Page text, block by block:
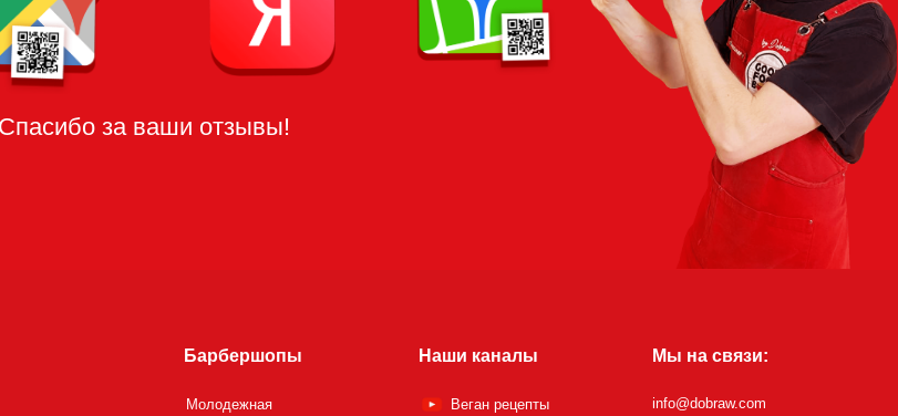
Барбершопы
Молодежная
Наши каналы
Веган рецепты
Мы на связи:
info@dobraw.com